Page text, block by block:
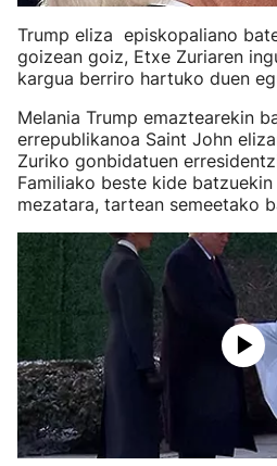
Trump eliza episkopaliano
goizean goiz, Etxe Zuriaren
kargua berriro hartuko duen
Melania Trump emaztearekin
errepublikanoa Saint John
Zuriko gonbidatuen
Familiako beste kide
mezatara, tartean semeetako